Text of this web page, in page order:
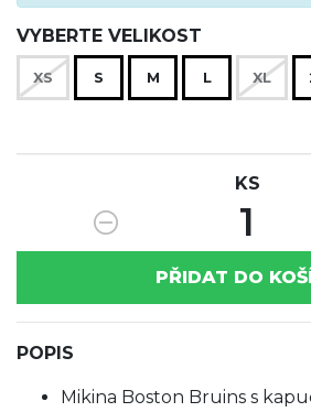
VYBERTE VELIKOST
XS S M L XL
KS
1
PŘIDAT DO
POPIS
Mikina Boston Bruins s